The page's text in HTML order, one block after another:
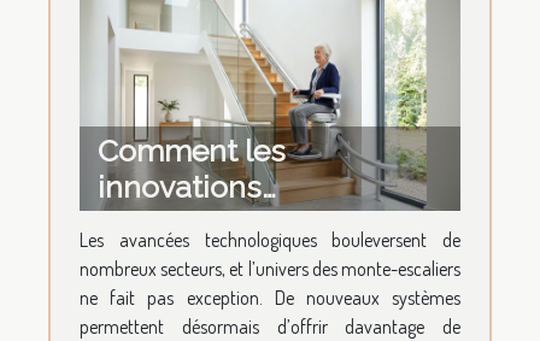
Comment les
innovations
technologiques
transforment-elles les
monte-escaliers ?
Les avancées technologiques bouleversent de
nombreux secteurs, et l’univers des monte-escaliers
ne fait pas exception. De nouveaux systèmes
permettent désormais d’offrir davantage de